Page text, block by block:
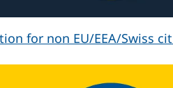
for non EU/EEA/Swiss